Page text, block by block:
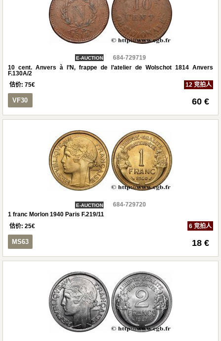
E-AUCTION
684-729719
10 cent. Anvers à l’N, frappe de l’atelier de Wolschot 1814 Anvers
F.130A/2
估价: 75€ 12 竞拍人
VF30 60 €
E-AUCTION
684-729720
1 franc Morlon 1940 Paris F.219/11
估价: 25€ 6 竞拍人
MS63 18 €